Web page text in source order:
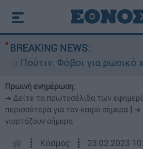
BREAKING NEWS:
Φόβοι για ρωσικό
Πρωινή ενημέρωση:
➔ Δείτε τα πρωτοσέλιδα των
περισσότερα για τον καιρό σήμερα
➔
γιορτάζουν σήμερα
┋ Κόσμος ┋ 23.02.2023